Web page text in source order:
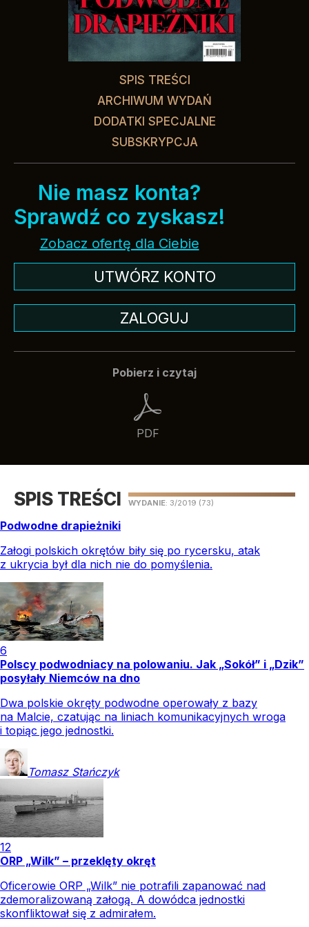
SPIS TREŚCI
ARCHIWUM WYDAŃ
DODATKI SPECJALNE
SUBSKRYPCJA
Nie masz konta?
Sprawdź co zyskasz!
Zobacz ofertę dla Ciebie
UTWÓRZ KONTO
ZALOGUJ
Pobierz i czytaj
PDF
SPIS TREŚCI WYDANIE: 3/2019 (73)
Podwodne drapieżniki
Załogi polskich okrętów biły się po rycersku, atak
z ukrycia był dla nich nie do pomyślenia.
6
Polscy podwodniacy na polowaniu. Jak „Sokół” i „Dzik”
posyłały Niemców na dno
Dwa polskie okręty podwodne operowały z bazy
na Malcie, czatując na liniach komunikacyjnych wroga
i topiąc jego jednostki.
Tomasz Stańczyk
12
ORP „Wilk” – przeklęty okręt
Oficerowie ORP „Wilk” nie potrafili zapanować nad
zdemoralizowaną załogą. A dowódca jednostki
skonfliktował się z admirałem.